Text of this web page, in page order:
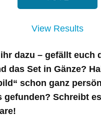
View Results
dazu – gefällt euch
das Set in Gänze?
schon ganz
gefunden? Schreibt